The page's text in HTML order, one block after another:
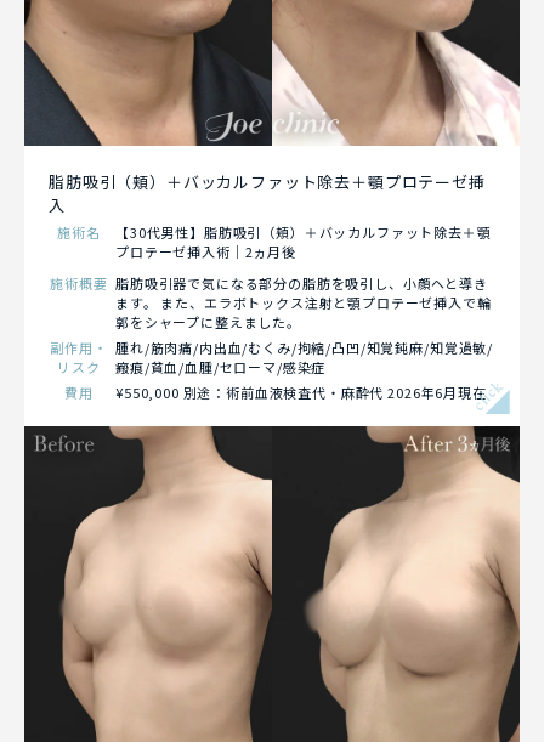
脂肪吸引（頬）＋バッカルファット除去＋顎プロテーゼ挿
入
施術名
【30代男性】脂肪吸引（頬）＋バッカルファット除去＋顎
プロテーゼ挿入術｜2ヵ月後
施術概要 脂肪吸引器で気になる部分の脂肪を吸引し、小顔へと導き
ます。 また、エラボトックス注射と顎プロテーゼ挿入で輪
郭をシャープに整えました。
副作用・
リスク
腫れ/筋肉痛/内出血/むくみ/拘縮/凸凹/知覚鈍麻/知覚過敏/
瘢痕/貧血/血腫/セローマ/感染症
費用
¥550,000 別途：術前血液検査代・麻酔代 2026年6月現在click